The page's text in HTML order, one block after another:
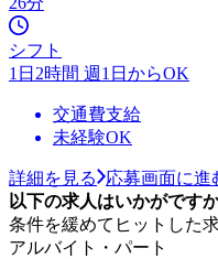
シフト
1日2時間 週1日からOK
交通費支給
未経験OK
詳細を見る
応募画面に進
以下の求人はいかがです
条件を緩めてヒットした
アルバイト・パート